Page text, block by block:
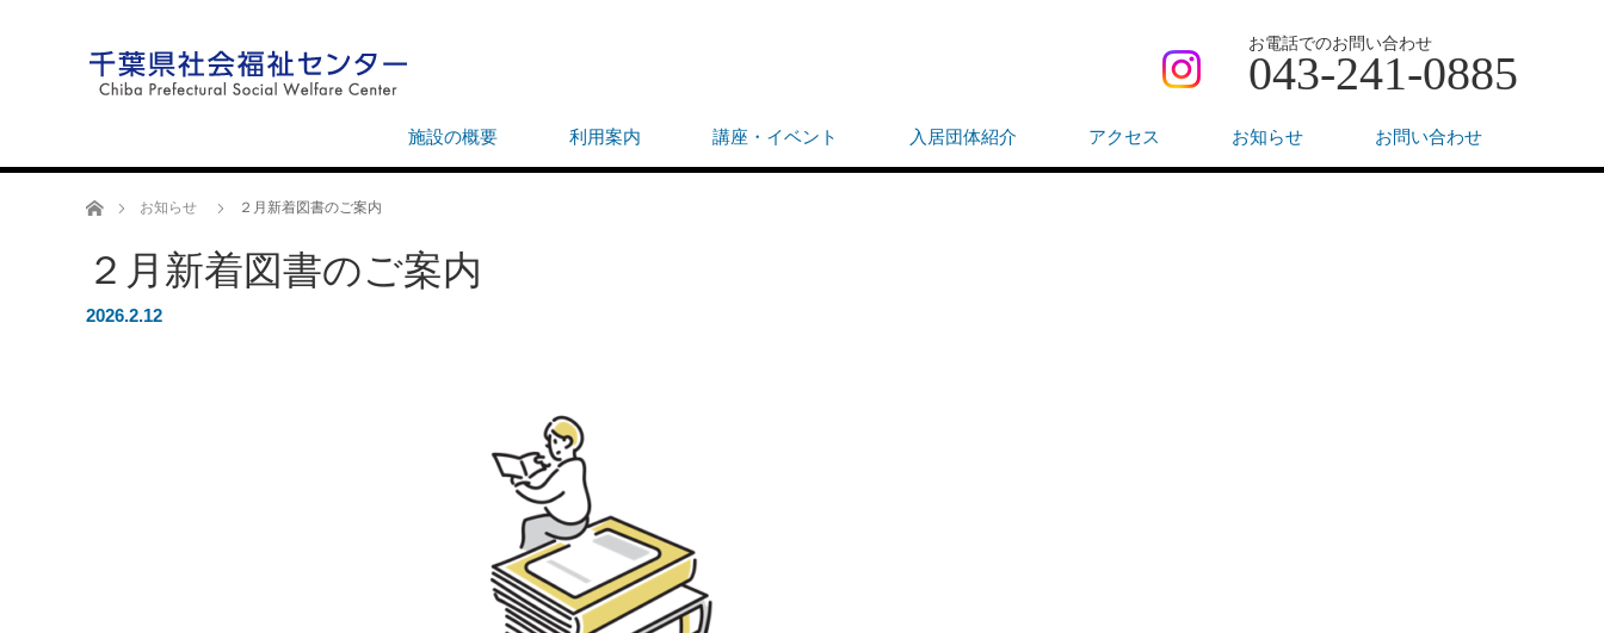
お電話でのお問い合わせ
043-241-0885
施設の概要 利用案内 講座・イベント 入居団体紹介 アクセス お知らせ お問い合わせ
ホーム お知らせ ２月新着図書のご案内
２月新着図書のご案内
2026.2.12